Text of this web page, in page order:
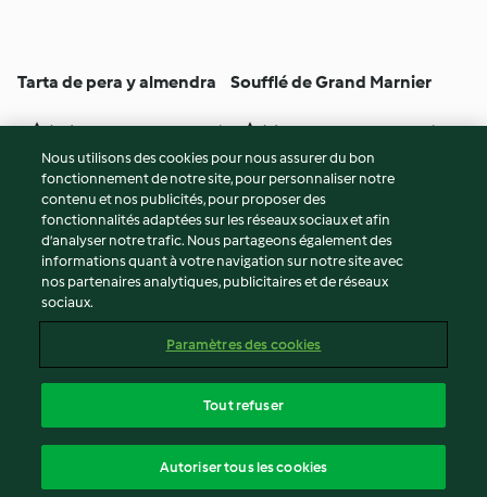
Tarta de pera y almendra
4 (31) 25min
Soufflé de Grand Marnier
3 (6) 35min
© Copyright 2026
Conditions d'utilisation
Politique de confidentialité
Non-responsabilité
Mentions légales
Contenu du rapport
Déclaration d'accessibilité
Nous utilisons des cookies pour nous assurer du bon
fonctionnement de notre site, pour personnaliser notre
contenu et nos publicités, pour proposer des
fonctionnalités adaptées sur les réseaux sociaux et afin
d’analyser notre trafic. Nous partageons également des
informations quant à votre navigation sur notre site avec
nos partenaires analytiques, publicitaires et de réseaux
sociaux.
Paramètres des cookies
Tout refuser
Autoriser tous les cookies